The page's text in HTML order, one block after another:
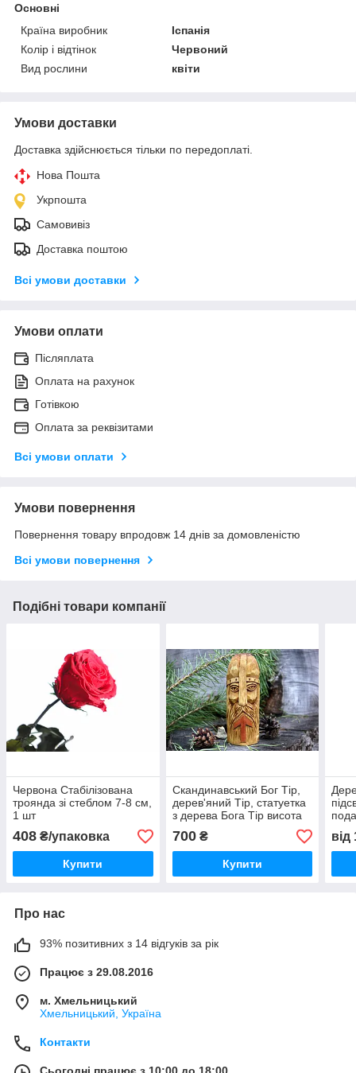
Основні
Країна виробник
Іспанія
Колір і відтінок
Червоний
Вид рослини
квіти
Умови доставки
Доставка здійснюється тільки по передоплаті.
Нова Пошта
Укрпошта
Самовивіз
Доставка поштою
Всі умови доставки
Умови оплати
Післяплата
Оплата на рахунок
Готівкою
Оплата за реквізитами
Всі умови оплати
Умови повернення
Повернення товару впродовж 14 днів за домовленістю
Всі умови повернення
Подібні товари компанії
Червона Стабілізована
троянда зі стеблом 7-8 см,
1 шт
408 ₴/упаковка
Купити
Скандинавський Бог Тір,
дерев'яний Тір, статуетка
з дерева Бога Тір висота
16,5 см
700₴
Купити
від
Про нас
93% позитивних з 14 відгуків за рік
Працює з 29.08.2016
м. Хмельницький
Хмельницький, Україна
Контакти